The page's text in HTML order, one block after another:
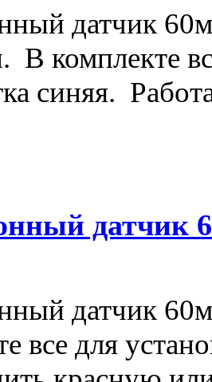
датчик
В комплекте
синяя.
датчик
датчик
все для